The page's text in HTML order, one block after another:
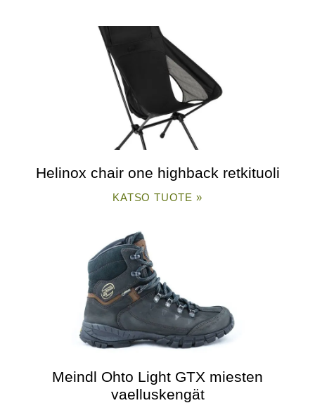
Helinox chair one highback retkituoli
KATSO TUOTE »
Meindl Ohto Light GTX miesten
vaelluskengät